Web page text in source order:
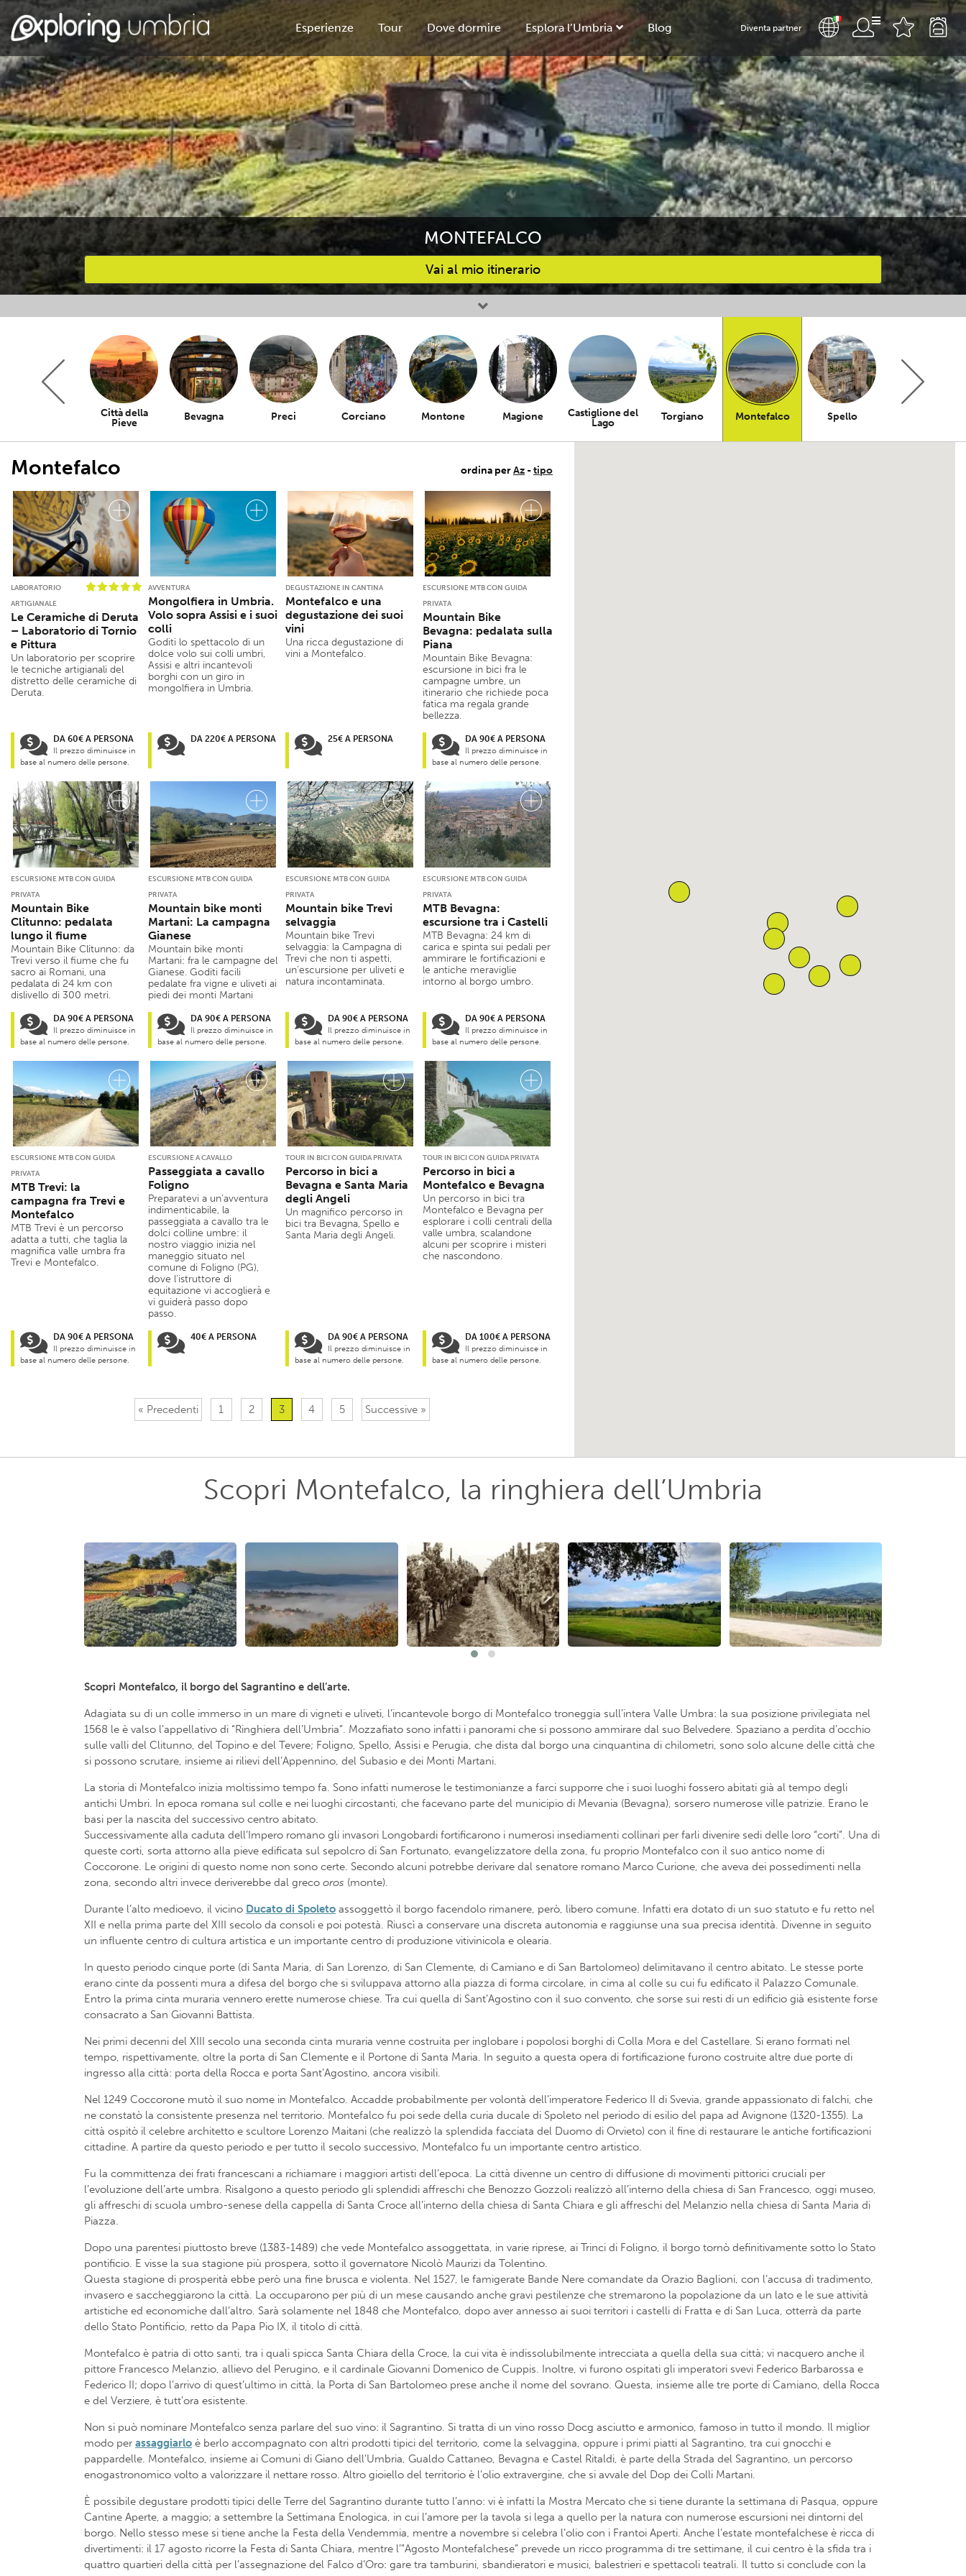
Esperienze Tour Dove dormire Esplora l’Umbria Blog Diventa partner
MONTEFALCO
Vai al mio itinerario
Attività preferite
Città della
Pieve
Bevagna Preci Corciano Montone Magione
Castiglione del
Lago
Torgiano Montefalco Spello
ordina perAz -tipo
Montefalco
LABORATORIO
ARTIGIANALE
Le Ceramiche di Deruta
– Laboratorio di Tornio
e Pittura
Un laboratorio per scoprire
le tecniche artigianali del
distretto delle ceramiche di
Deruta.
DA 60€ A PERSONA
Il prezzo diminuisce in
base al numero delle persone.
AVVENTURA
Mongolfiera in Umbria.
Volo sopra Assisi e i suoi
colli
Goditi lo spettacolo di un
dolce volo sui colli umbri,
Assisi e altri incantevoli
borghi con un giro in
mongolfiera in Umbria.
DA 220€ A PERSONA
DEGUSTAZIONE IN CANTINA
Montefalco e una
degustazione dei suoi
vini
Una ricca degustazione di
vini a Montefalco.
25€ A PERSONA
ESCURSIONE MTB CON GUIDA
PRIVATA
Mountain Bike
Bevagna: pedalata sulla
Piana
Mountain Bike Bevagna:
escursione in bici fra le
campagne umbre, un
itinerario che richiede poca
fatica ma regala grande
bellezza.
DA 90€ A PERSONA
Il prezzo diminuisce in
base al numero delle persone.
ESCURSIONE MTB CON GUIDA
PRIVATA
Mountain Bike
Clitunno: pedalata
lungo il fiume
Mountain Bike Clitunno: da
Trevi verso il fiume che fu
sacro ai Romani, una
pedalata di 24 km con
dislivello di 300 metri.
DA 90€ A PERSONA
Il prezzo diminuisce in
base al numero delle persone.
ESCURSIONE MTB CON GUIDA
PRIVATA
Mountain bike monti
Martani: La campagna
Gianese
Mountain bike monti
Martani: fra le campagne del
Gianese. Goditi facili
pedalate fra vigne e uliveti ai
piedi dei monti Martani
DA 90€ A PERSONA
Il prezzo diminuisce in
base al numero delle persone.
ESCURSIONE MTB CON GUIDA
PRIVATA
Mountain bike Trevi
selvaggia
Mountain bike Trevi
selvaggia: la Campagna di
Trevi che non ti aspetti,
un’escursione per uliveti e
natura incontaminata.
DA 90€ A PERSONA
Il prezzo diminuisce in
base al numero delle persone.
ESCURSIONE MTB CON GUIDA
PRIVATA
MTB Bevagna:
escursione tra i Castelli
MTB Bevagna: 24 km di
carica e spinta sui pedali per
ammirare le fortificazioni e
le antiche meraviglie
intorno al borgo umbro.
DA 90€ A PERSONA
Il prezzo diminuisce in
base al numero delle persone.
ESCURSIONE MTB CON GUIDA
PRIVATA
MTB Trevi: la
campagna fra Trevi e
Montefalco
MTB Trevi è un percorso
adatta a tutti, che taglia la
magnifica valle umbra fra
Trevi e Montefalco.
DA 90€ A PERSONA
Il prezzo diminuisce in
base al numero delle persone.
ESCURSIONE A CAVALLO
Passeggiata a cavallo
Foligno
Preparatevi a un’avventura
indimenticabile, la
passeggiata a cavallo tra le
dolci colline umbre: il
nostro viaggio inizia nel
maneggio situato nel
comune di Foligno (PG),
dove l’istruttore di
equitazione vi accoglierà e
vi guiderà passo dopo
passo.
40€ A PERSONA
TOUR IN BICI CON GUIDA PRIVATA
Percorso in bici a
Bevagna e Santa Maria
degli Angeli
Un magnifico percorso in
bici tra Bevagna, Spello e
Santa Maria degli Angeli.
DA 90€ A PERSONA
Il prezzo diminuisce in
base al numero delle persone.
TOUR IN BICI CON GUIDA PRIVATA
Percorso in bici a
Montefalco e Bevagna
Un percorso in bici tra
Montefalco e Bevagna per
esplorare i colli centrali della
valle umbra, scalandone
alcuni per scoprire i misteri
che nascondono.
DA 100€ A PERSONA
Il prezzo diminuisce in
base al numero delle persone.
« Precedenti 1 2 3 4 5 Successive »
Scopri Montefalco, la ringhiera dell’Umbria
Scopri Montefalco, il borgo del Sagrantino e dell’arte.
Adagiata su di un colle immerso in un mare di vigneti e uliveti, l’incantevole borgo di Montefalco troneggia sull’intera Valle Umbra: la sua posizione privilegiata nel
1568 le è valso l’appellativo di “Ringhiera dell’Umbria”. Mozzafiato sono infatti i panorami che si possono ammirare dal suo Belvedere. Spaziano a perdita d’occhio
sulle valli del Clitunno, del Topino e del Tevere; Foligno, Spello, Assisi e Perugia, che dista dal borgo una cinquantina di chilometri, sono solo alcune delle città che
si possono scrutare, insieme ai rilievi dell’Appennino, del Subasio e dei Monti Martani.
La storia di Montefalco inizia moltissimo tempo fa. Sono infatti numerose le testimonianze a farci supporre che i suoi luoghi fossero abitati già al tempo degli
antichi Umbri. In epoca romana sul colle e nei luoghi circostanti, che facevano parte del municipio di Mevania (Bevagna), sorsero numerose ville patrizie. Erano le
basi per la nascita del successivo centro abitato.
Successivamente alla caduta dell’Impero romano gli invasori Longobardi fortificarono i numerosi insediamenti collinari per farli divenire sedi delle loro “corti”. Una di
queste corti, sorta attorno alla pieve edificata sul sepolcro di San Fortunato, evangelizzatore della zona, fu proprio Montefalco con il suo antico nome di
Coccorone. Le origini di questo nome non sono certe. Secondo alcuni potrebbe derivare dal senatore romano Marco Curione, che aveva dei possedimenti nella
zona, secondo altri invece deriverebbe dal greco oros (monte).
Durante l’alto medioevo, il vicino Ducato di Spoleto assoggettò il borgo facendolo rimanere, però, libero comune. Infatti era dotato di un suo statuto e fu retto nel
XII e nella prima parte del XIII secolo da consoli e poi potestà. Riuscì a conservare una discreta autonomia e raggiunse una sua precisa identità. Divenne in seguito
un influente centro di cultura artistica e un importante centro di produzione vitivinicola e olearia.
In questo periodo cinque porte (di Santa Maria, di San Lorenzo, di San Clemente, di Camiano e di San Bartolomeo) delimitavano il centro abitato. Le stesse porte
erano cinte da possenti mura a difesa del borgo che si sviluppava attorno alla piazza di forma circolare, in cima al colle su cui fu edificato il Palazzo Comunale.
Entro la prima cinta muraria vennero erette numerose chiese. Tra cui quella di Sant’Agostino con il suo convento, che sorse sui resti di un edificio già esistente forse
consacrato a San Giovanni Battista.
Nei primi decenni del XIII secolo una seconda cinta muraria venne costruita per inglobare i popolosi borghi di Colla Mora e del Castellare. Si erano formati nel
tempo, rispettivamente, oltre la porta di San Clemente e il Portone di Santa Maria. In seguito a questa opera di fortificazione furono costruite altre due porte di
ingresso alla città: porta della Rocca e porta Sant’Agostino, ancora visibili.
Nel 1249 Coccorone mutò il suo nome in Montefalco. Accadde probabilmente per volontà dell’imperatore Federico II di Svevia, grande appassionato di falchi, che
ne constatò la consistente presenza nel territorio. Montefalco fu poi sede della curia ducale di Spoleto nel periodo di esilio del papa ad Avignone (1320-1355). La
città ospitò il celebre architetto e scultore Lorenzo Maitani (che realizzò la splendida facciata del Duomo di Orvieto) con il fine di restaurare le antiche fortificazioni
cittadine. A partire da questo periodo e per tutto il secolo successivo, Montefalco fu un importante centro artistico.
Fu la committenza dei frati francescani a richiamare i maggiori artisti dell’epoca. La città divenne un centro di diffusione di movimenti pittorici cruciali per
l’evoluzione dell’arte umbra. Risalgono a questo periodo gli splendidi affreschi che Benozzo Gozzoli realizzò all’interno della chiesa di San Francesco, oggi museo,
gli affreschi di scuola umbro-senese della cappella di Santa Croce all’interno della chiesa di Santa Chiara e gli affreschi del Melanzio nella chiesa di Santa Maria di
Piazza.
Dopo una parentesi piuttosto breve (1383-1489) che vede Montefalco assoggettata, in varie riprese, ai Trinci di Foligno, il borgo tornò definitivamente sotto lo Stato
pontificio. E visse la sua stagione più prospera, sotto il governatore Nicolò Maurizi da Tolentino.
Questa stagione di prosperità ebbe però una fine brusca e violenta. Nel 1527, le famigerate Bande Nere comandate da Orazio Baglioni, con l’accusa di tradimento,
invasero e saccheggiarono la città. La occuparono per più di un mese causando anche gravi pestilenze che stremarono la popolazione da un lato e le sue attività
artistiche ed economiche dall’altro. Sarà solamente nel 1848 che Montefalco, dopo aver annesso ai suoi territori i castelli di Fratta e di San Luca, otterrà da parte
dello Stato Pontificio, retto da Papa Pio IX, il titolo di città.
Montefalco è patria di otto santi, tra i quali spicca Santa Chiara della Croce, la cui vita è indissolubilmente intrecciata a quella della sua città; vi nacquero anche il
pittore Francesco Melanzio, allievo del Perugino, e il cardinale Giovanni Domenico de Cuppis. Inoltre, vi furono ospitati gli imperatori svevi Federico Barbarossa e
Federico II; dopo l’arrivo di quest’ultimo in città, la Porta di San Bartolomeo prese anche il nome del sovrano. Questa, insieme alle tre porte di Camiano, della Rocca
e del Verziere, è tutt’ora esistente.
Non si può nominare Montefalco senza parlare del suo vino: il Sagrantino. Si tratta di un vino rosso Docg asciutto e armonico, famoso in tutto il mondo. Il miglior
modo per assaggiarlo è berlo accompagnato con altri prodotti tipici del territorio, come la selvaggina, oppure i primi piatti al Sagrantino, tra cui gnocchi e
pappardelle. Montefalco, insieme ai Comuni di Giano dell’Umbria, Gualdo Cattaneo, Bevagna e Castel Ritaldi, è parte della Strada del Sagrantino, un percorso
enogastronomico volto a valorizzare il nettare rosso. Altro gioiello del territorio è l’olio extravergine, che si avvale del Dop dei Colli Martani.
È possibile degustare prodotti tipici delle Terre del Sagrantino durante tutto l’anno: vi è infatti la Mostra Mercato che si tiene durante la settimana di Pasqua, oppure
Cantine Aperte, a maggio; a settembre la Settimana Enologica, in cui l’amore per la tavola si lega a quello per la natura con numerose escursioni nei dintorni del
borgo. Nello stesso mese si tiene anche la Festa della Vendemmia, mentre a novembre si celebra l’olio con i Frantoi Aperti. Anche l’estate montefalchese è ricca di
divertimenti: il 17 agosto ricorre la Festa di Santa Chiara, mentre l’”Agosto Montefalchese” prevede un ricco programma di tre settimane, il cui centro è la sfida tra i
quattro quartieri della città per l’assegnazione del Falco d’Oro: gare tra tamburini, sbandieratori e musici, balestrieri e spettacoli teatrali. Il tutto si conclude con la